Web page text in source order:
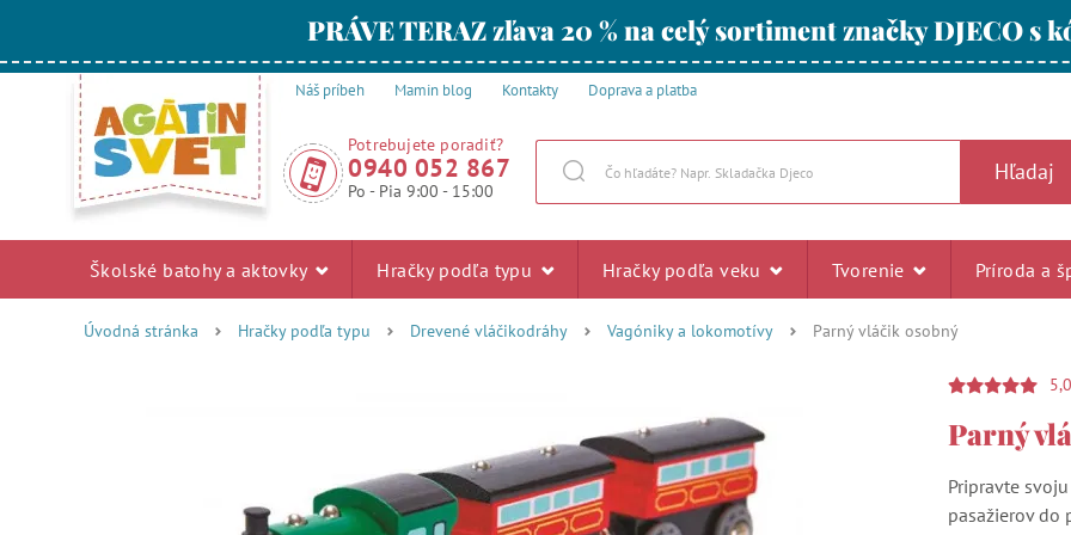
PRÁVE TERAZ zľava 20 % na celý sortiment značky DJECO s
Náš príbeh Mamin blog Kontakty Doprava a platba
Potrebujete poradiť?
0940 052 867
Po - Pia 9:00 - 15:00
Hľadaj
Školské batohy a aktovky Hračky podľa typu Hračky podľa veku Tvorenie Príroda a
Úvodná stránka Hračky podľa typu Drevené vláčikodráhy Vagóniky a lokomotívy Parný vláčik osobný
5,0
Parný
Pripravte
pasažierov do